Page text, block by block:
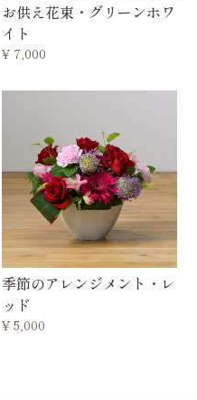
お供え花束・グリーンホワ
イト
¥7,000
季節のアレンジメント・レ
ッド
¥5,000